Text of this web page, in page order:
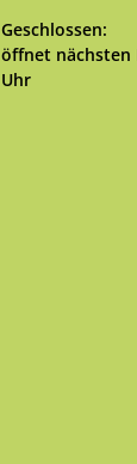
Klicken, um
Geschlossen:
öffnet nächsten
Uhr